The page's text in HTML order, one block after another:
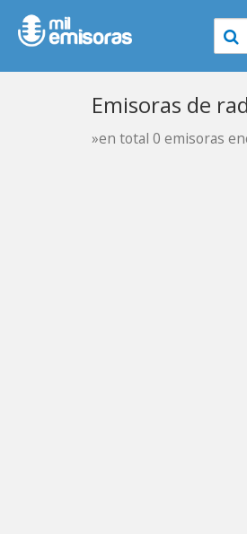
Emisoras de
»en total 0 emisoras